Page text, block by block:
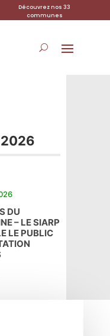
Découvrez nos 33
communes
2026
DU
– LE SIARP
LE PUBLIC